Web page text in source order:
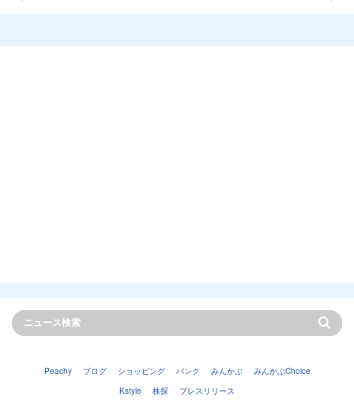
Peachy ブログ ショッピング バンク みんかぶ
みんかぶChoice
Kstyle
株探 プレスリリース